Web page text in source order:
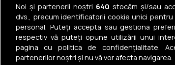
Terenuri de vânzare în Corunca
Terenuri de vânzare în Sântana de Mureș
Terenuri de vânzare în Sângeorgiu de
Noi și partenerii noștri 640 stocăm și/sau
dvs., precum identificatorii cookie unici
personal. Puteți accepta sau gestiona
respectiv vă puteți opune utilizării unui
pagina cu politica de confidențialitate.
partenerilor noștri și nu vă vor afecta navigarea.